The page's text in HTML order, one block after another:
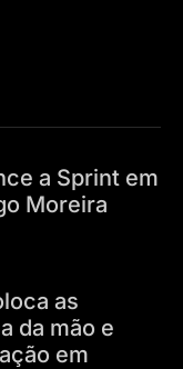
a Sprint em
Moreira
as
da mão e
em